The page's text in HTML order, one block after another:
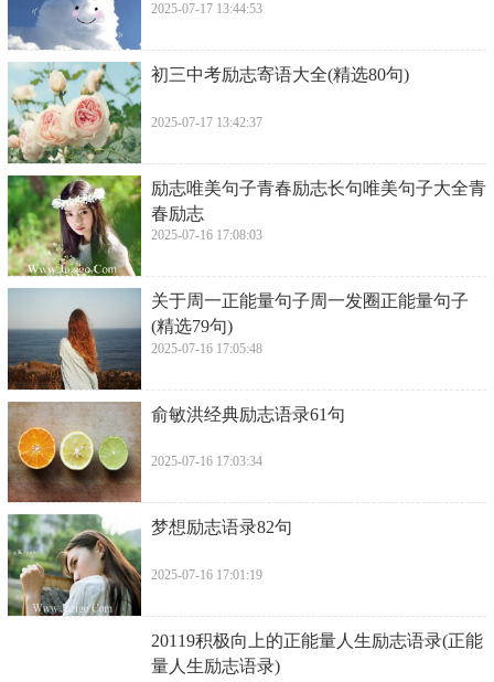
2025-07-17 13:44:53
​初三中考励志寄语大全(精选80句)
2025-07-17 13:42:37
​励志唯美句子青春励志长句唯美句子大全青
春励志
2025-07-16 17:08:03
​关于周一正能量句子周一发圈正能量句子
(精选79句)
2025-07-16 17:05:48
​俞敏洪经典励志语录61句
2025-07-16 17:03:34
​梦想励志语录82句
2025-07-16 17:01:19
​20119积极向上的正能量人生励志语录(正能
量人生励志语录)